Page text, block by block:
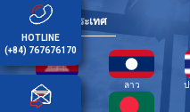
สาขาต่างประเทศ
กัมพูชา ลาว
HOTLINE
(+84) 767676170